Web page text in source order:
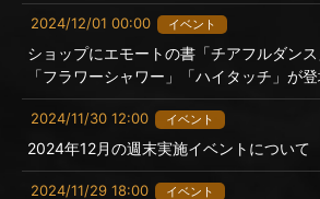
2024/12/01 00:00 イベント
ショップにエモートの書「チアフルダンス
「フラワーシャワー」「ハイタッチ」が登
2024/11/30 12:00 イベント
2024年12月の週末実施イベントについて
2024/11/29 18:00 イベント